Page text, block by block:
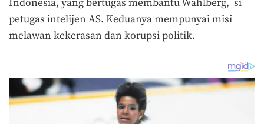
Indonesia, yang bertugas membantu Wahlberg, si
petugas intelijen AS. Keduanya mempunyai misi
melawan kekerasan dan korupsi politik.